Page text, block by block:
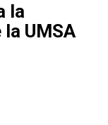
la
UMSA